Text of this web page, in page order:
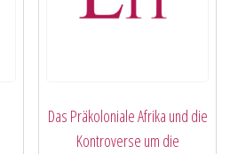
Das Präkoloniale Afrika und die
Kontroverse um die